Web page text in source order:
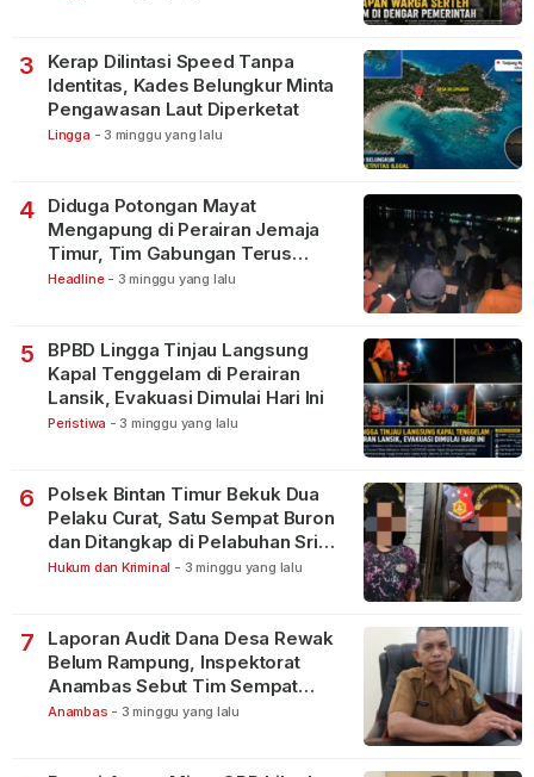
3
Kerap Dilintasi Speed Tanpa
Identitas, Kades Belungkur Minta
Pengawasan Laut Diperketat
Lingga - 3 minggu yang lalu
4
Diduga Potongan Mayat
Mengapung di Perairan Jemaja
Timur, Tim Gabungan Terus
Lakukan Pencarian
Headline - 3 minggu yang lalu
5
BPBD Lingga Tinjau Langsung
Kapal Tenggelam di Perairan
Lansik, Evakuasi Dimulai Hari Ini
Peristiwa - 3 minggu yang lalu
6
Polsek Bintan Timur Bekuk Dua
Pelaku Curat, Satu Sempat Buron
dan Ditangkap di Pelabuhan Sri
Bintan Pura
Hukum dan Kriminal - 3 minggu yang lalu
7
Laporan Audit Dana Desa Rewak
Belum Rampung, Inspektorat
Anambas Sebut Tim Sempat
Terbagi Tangani Kasus Lain
Anambas - 3 minggu yang lalu